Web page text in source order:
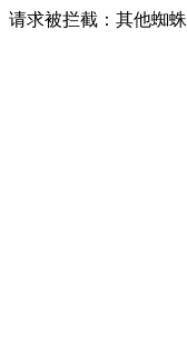
请求被拦截：其他蜘蛛